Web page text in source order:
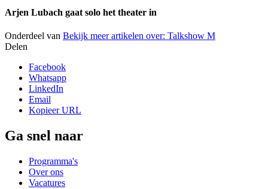
Arjen Lubach gaat solo het theater in
Onderdeel van Bekijk meer artikelen over: Talkshow M
Delen
Facebook
Whatsapp
LinkedIn
Email
Kopieer URL
Ga snel naar
Programma's
Over ons
Vacatures